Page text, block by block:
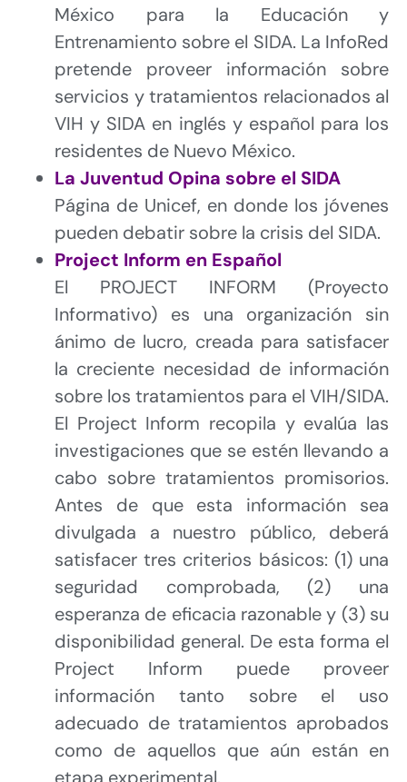
México para la Educación y
Entrenamiento sobre el SIDA. La InfoRed
pretende proveer información sobre
servicios y tratamientos relacionados al
VIH y SIDA en inglés y español para los
residentes de Nuevo México.
La Juventud Opina sobre el SIDA
Página de Unicef, en donde los jóvenes
pueden debatir sobre la crisis del SIDA.
Project Inform en Español
El PROJECT INFORM (Proyecto
Informativo) es una organización sin
ánimo de lucro, creada para satisfacer
la creciente necesidad de información
sobre los tratamientos para el VIH/SIDA.
El Project Inform recopila y evalúa las
investigaciones que se estén llevando a
cabo sobre tratamientos promisorios.
Antes de que esta información sea
divulgada a nuestro público, deberá
satisfacer tres criterios básicos: (1) una
seguridad comprobada, (2) una
esperanza de eficacia razonable y (3) su
disponibilidad general. De esta forma el
Project Inform puede proveer
información tanto sobre el uso
adecuado de tratamientos aprobados
como de aquellos que aún están en